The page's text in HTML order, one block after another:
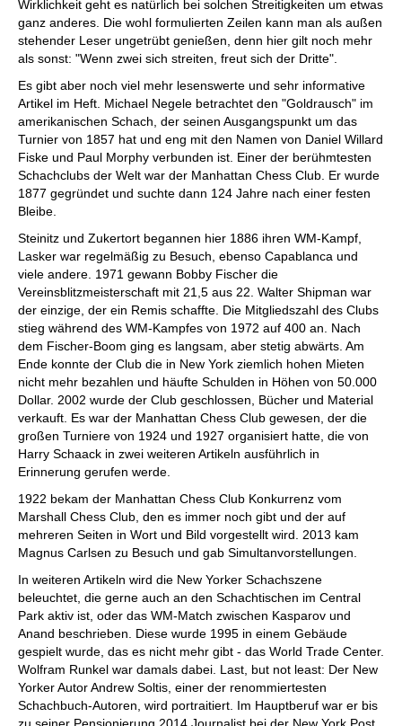
Wirklichkeit geht es natürlich bei solchen Streitigkeiten um etwas
ganz anderes. Die wohl formulierten Zeilen kann man als außen
stehender Leser ungetrübt genießen, denn hier gilt noch mehr
als sonst: "Wenn zwei sich streiten, freut sich der Dritte".
Es gibt aber noch viel mehr lesenswerte und sehr informative
Artikel im Heft. Michael Negele betrachtet den "Goldrausch" im
amerikanischen Schach, der seinen Ausgangspunkt um das
Turnier von 1857 hat und eng mit den Namen von Daniel Willard
Fiske und Paul Morphy verbunden ist. Einer der berühmtesten
Schachclubs der Welt war der Manhattan Chess Club. Er wurde
1877 gegründet und suchte dann 124 Jahre nach einer festen
Bleibe.
Steinitz und Zukertort begannen hier 1886 ihren WM-Kampf,
Lasker war regelmäßig zu Besuch, ebenso Capablanca und
viele andere. 1971 gewann Bobby Fischer die
Vereinsblitzmeisterschaft mit 21,5 aus 22. Walter Shipman war
der einzige, der ein Remis schaffte. Die Mitgliedszahl des Clubs
stieg während des WM-Kampfes von 1972 auf 400 an. Nach
dem Fischer-Boom ging es langsam, aber stetig abwärts. Am
Ende konnte der Club die in New York ziemlich hohen Mieten
nicht mehr bezahlen und häufte Schulden in Höhen von 50.000
Dollar. 2002 wurde der Club geschlossen, Bücher und Material
verkauft. Es war der Manhattan Chess Club gewesen, der die
großen Turniere von 1924 und 1927 organisiert hatte, die von
Harry Schaack in zwei weiteren Artikeln ausführlich in
Erinnerung gerufen werde.
1922 bekam der Manhattan Chess Club Konkurrenz vom
Marshall Chess Club, den es immer noch gibt und der auf
mehreren Seiten in Wort und Bild vorgestellt wird. 2013 kam
Magnus Carlsen zu Besuch und gab Simultanvorstellungen.
In weiteren Artikeln wird die New Yorker Schachszene
beleuchtet, die gerne auch an den Schachtischen im Central
Park aktiv ist, oder das WM-Match zwischen Kasparov und
Anand beschrieben. Diese wurde 1995 in einem Gebäude
gespielt wurde, das es nicht mehr gibt - das World Trade Center.
Wolfram Runkel war damals dabei. Last, but not least: Der New
Yorker Autor Andrew Soltis, einer der renommiertesten
Schachbuch-Autoren, wird portraitiert. Im Hauptberuf war er bis
zu seiner Pensionierung 2014 Journalist bei der New York Post.